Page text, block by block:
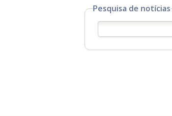
Pesquisa de notícias